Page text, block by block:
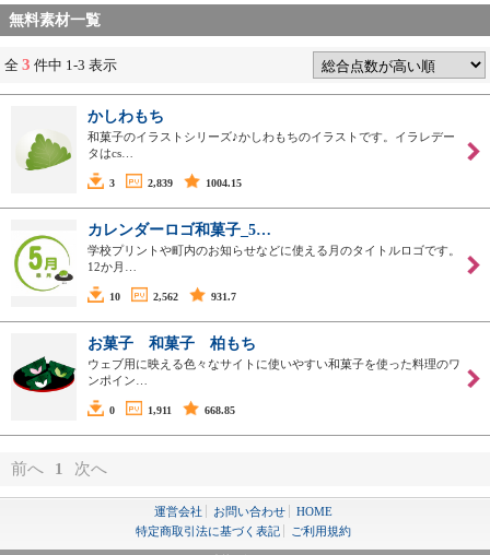
無料素材一覧
全 3 件中 1-3 表示
かしわもち
和菓子のイラストシリーズ♪かしわもちのイラストです。イラレデー
タはcs…
3 2,839 1004.15
カレンダーロゴ和菓子_5…
学校プリントや町内のお知らせなどに使える月のタイトルロゴです。
12か月…
10 2,562 931.7
お菓子 和菓子 柏もち
ウェブ用に映える色々なサイトに使いやすい和菓子を使った料理のワ
ンポイン…
0 1,911 668.85
前へ 1 次へ
運営会社 お問い合わせ
HOME
特定商取引法に基づく表記
ご利用規約